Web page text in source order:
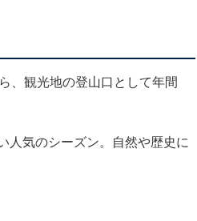
、観光地の登山口として年間
人気のシーズン。自然や歴史に